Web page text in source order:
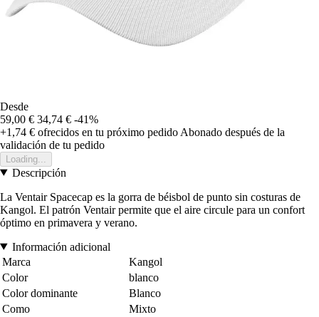
Desde
59,00 € 34,74 € -41%
+1,74 € ofrecidos en tu próximo pedido Abonado después de la
validación de tu pedido
Loading...
Descripción
La Ventair Spacecap es la gorra de béisbol de punto sin costuras de
Kangol. El patrón Ventair permite que el aire circule para un confort
óptimo en primavera y verano.
Información adicional
Marca
Kangol
Color
blanco
Color dominante
Blanco
Como
Mixto